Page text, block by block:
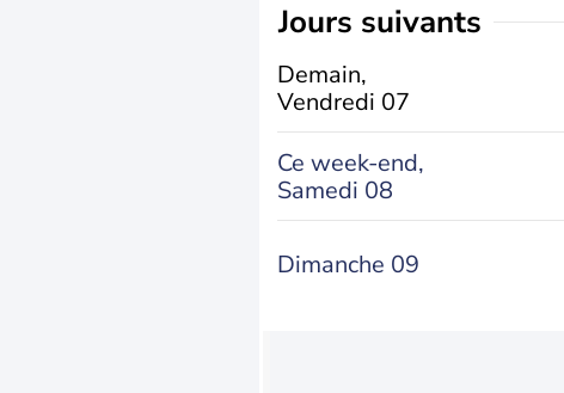
jours suivants
Demain,
Vendredi 07
Ce week-end,
Samedi 08
Dimanche 09